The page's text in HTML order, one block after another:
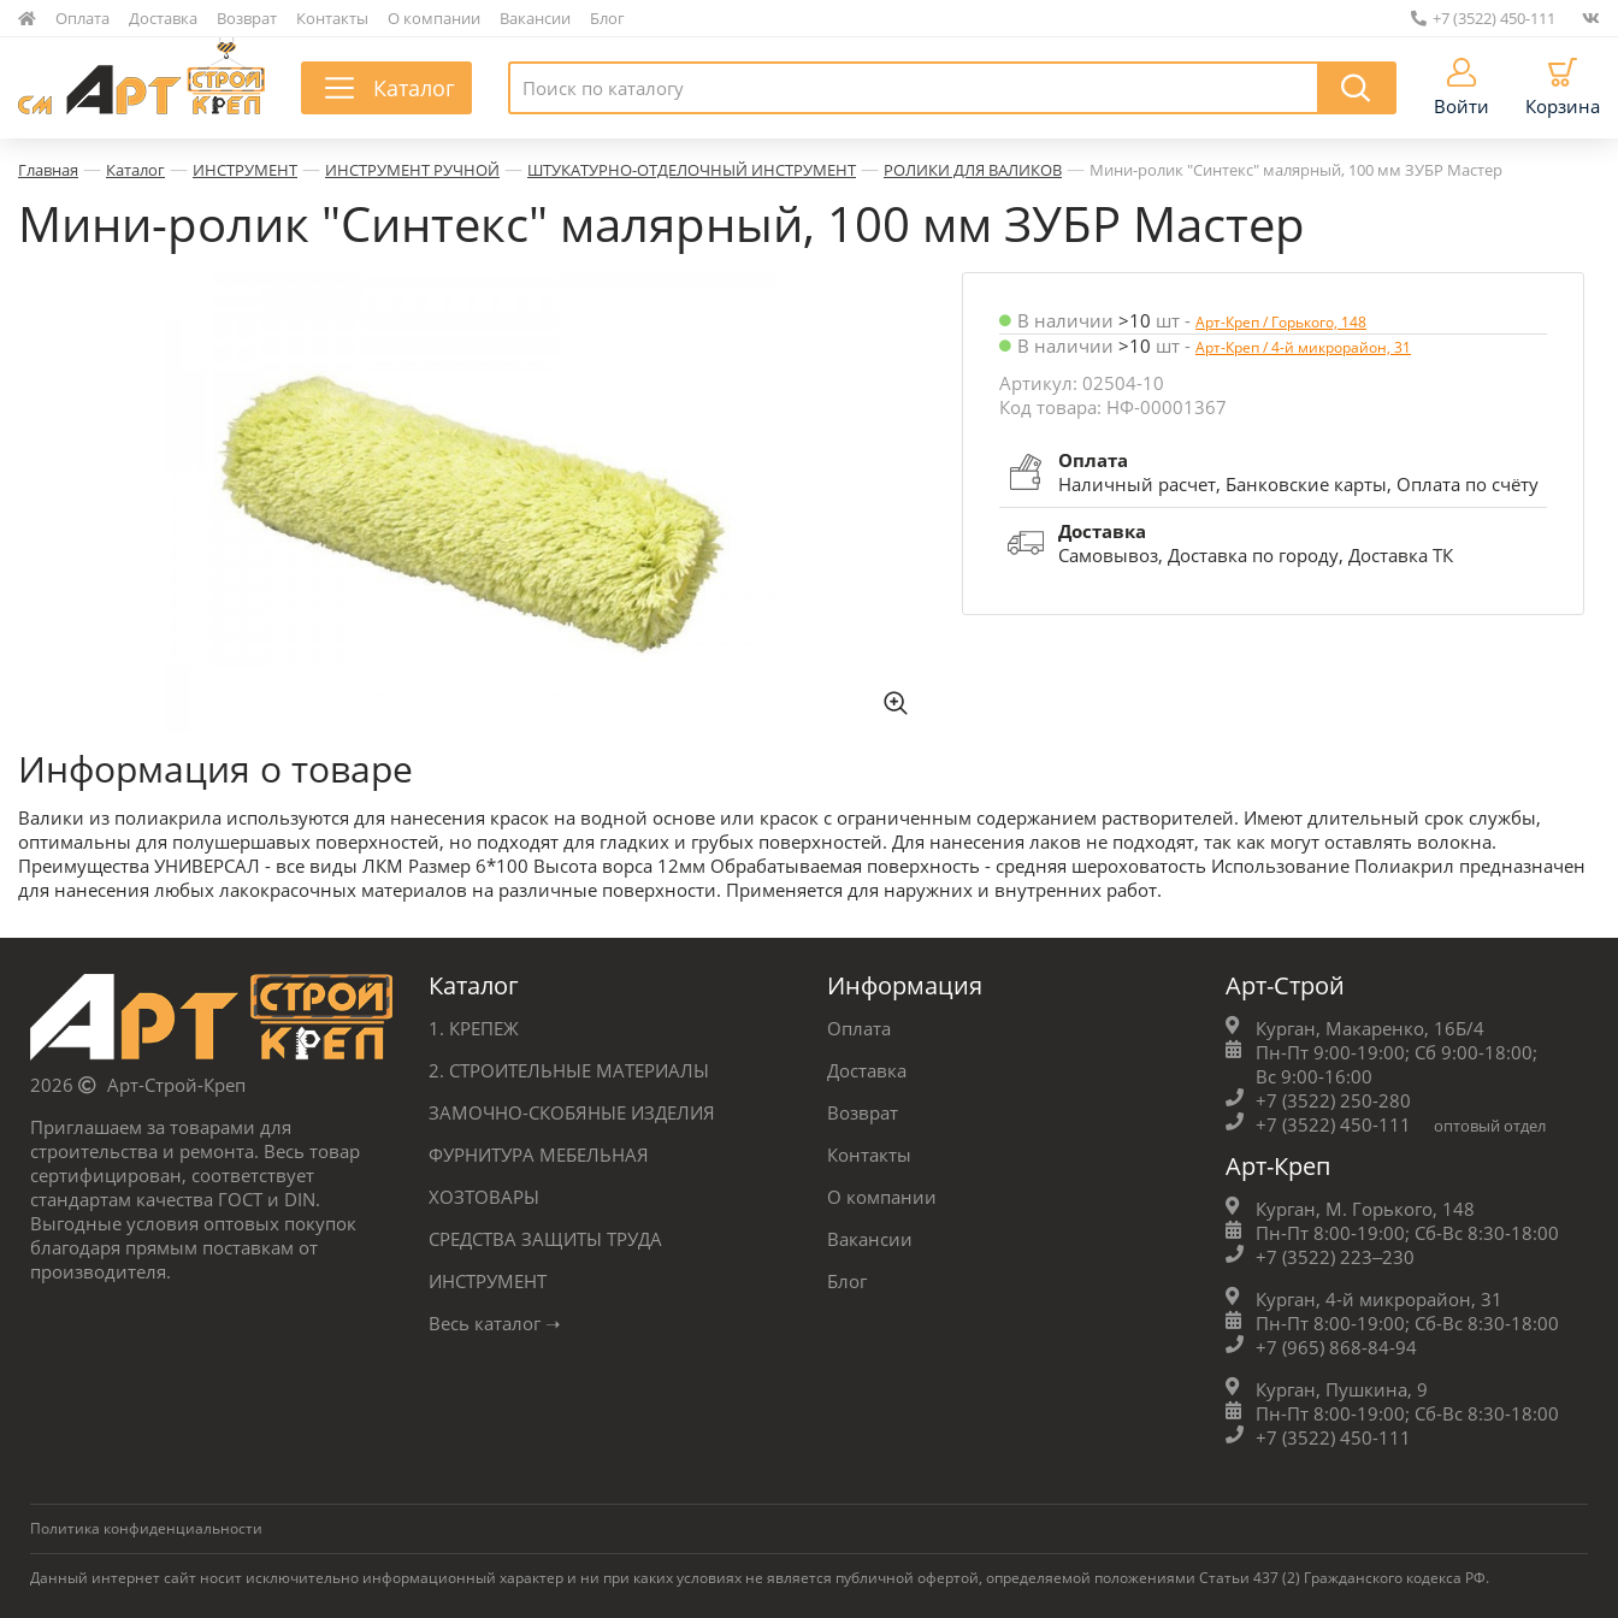
Оплата Доставка Возврат Контакты О компании Вакансии Блог +7 (3522) 450-111
Каталог
Войти Корзина
Главная — Каталог — ИНСТРУМЕНТ — ИНСТРУМЕНТ РУЧНОЙ — ШТУКАТУРНО-ОТДЕЛОЧНЫЙ ИНСТРУМЕНТ — РОЛИКИ ДЛЯ ВАЛИКОВ — Мини-ролик "Синтекс" малярный, 100 мм ЗУБР Мастер
Мини-ролик "Синтекс" малярный, 100 мм ЗУБР Мастер
В наличии >10 шт - Арт-Креп / Горького, 148
В наличии >10 шт - Арт-Креп / 4-й микрорайон, 31
Артикул: 02504-10
Код товара: НФ-00001367
Оплата
Наличный расчет, Банковские карты, Оплата по счёту
Доставка
Самовывоз, Доставка по городу, Доставка ТК
Информация о товаре
Валики из полиакрила используются для нанесения красок на водной основе или красок с ограниченным содержанием растворителей. Имеют длительный срок службы,
оптимальны для полушершавых поверхностей, но подходят для гладких и грубых поверхностей. Для нанесения лаков не подходят, так как могут оставлять волокна.
Преимущества УНИВЕРСАЛ - все виды ЛКМ Размер 6*100 Высота ворса 12мм Обрабатываемая поверхность - средняя шероховатость Использование Полиакрил предназначен
для нанесения любых лакокрасочных материалов на различные поверхности. Применяется для наружних и внутренних работ.
2026
Арт-Строй-Креп
Приглашаем за товарами для
строительства и ремонта. Весь товар
сертифицирован, соответствует
стандартам качества ГОСТ и DIN.
Выгодные условия оптовых покупок
благодаря прямым поставкам от
производителя.
Каталог
1. КРЕПЕЖ
2. СТРОИТЕЛЬНЫЕ МАТЕРИАЛЫ
ЗАМОЧНО-СКОБЯНЫЕ ИЗДЕЛИЯ
ФУРНИТУРА МЕБЕЛЬНАЯ
ХОЗТОВАРЫ
СРЕДСТВА ЗАЩИТЫ ТРУДА
ИНСТРУМЕНТ
Весь каталог ➝
Информация
Оплата
Доставка
Возврат
Контакты
О компании
Вакансии
Блог
Арт-Строй
Курган, Макаренко, 16Б/4
Пн-Пт 9:00-19:00; Сб 9:00-18:00;
Вс 9:00-16:00
+7 (3522) 250-280
+7 (3522) 450-111
оптовый отдел
Арт-Креп
Курган, М. Горького, 148
Пн-Пт 8:00-19:00; Сб-Вс 8:30-18:00
+7 (3522) 223‒230
Курган, 4-й микрорайон, 31
Пн-Пт 8:00-19:00; Сб-Вс 8:30-18:00
+7 (965) 868-84-94
Курган, Пушкина, 9
Пн-Пт 8:00-19:00; Сб-Вс 8:30-18:00
+7 (3522) 450-111
Политика конфиденциальности
Данный интернет сайт носит исключительно информационный характер и ни при каких условиях не является публичной офертой, определяемой положениями Статьи 437 (2) Гражданского кодекса РФ.